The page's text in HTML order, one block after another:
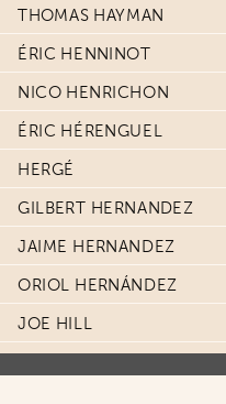
THOMAS HAYMAN
ÉRIC HENNINOT
NICO HENRICHON
ÉRIC HÉRENGUEL
HERGÉ
GILBERT HERNANDEZ
JAIME HERNANDEZ
ORIOL HERNÁNDEZ
JOE HILL